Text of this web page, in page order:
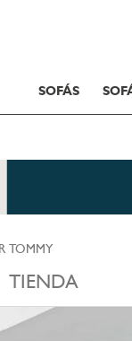
SOFÁS
TOMMY
TIENDA